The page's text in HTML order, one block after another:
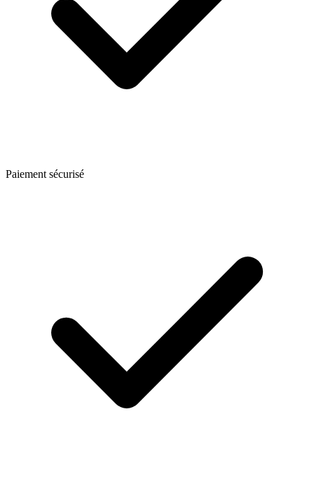
Paiement sécurisé